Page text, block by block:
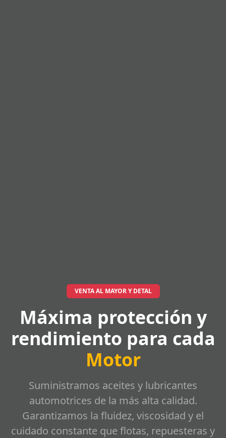
VENTA AL MAYOR Y DETAL
Máxima protección y
rendimiento para cada
Motor
Suministramos aceites y lubricantes
automotrices de la más alta calidad.
Garantizamos la fluidez, viscosidad y el
cuidado constante que flotas, repuesteras y